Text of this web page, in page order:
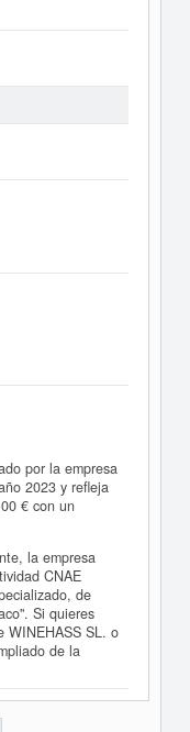
por la empresa
2023 y refleja
€ con un
la empresa
CNAE
de
Si quieres
WINEHASS SL. o
de la